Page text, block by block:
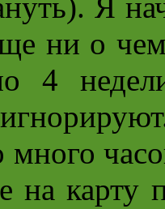
ни о
4
на карту